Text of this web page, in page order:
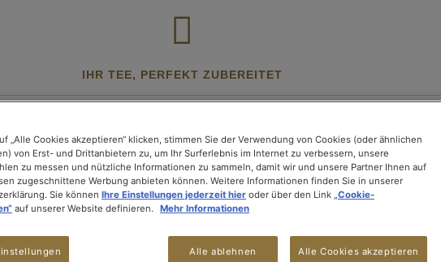
IHR TEE, PERFEKT ZUBEREITET
Passwort vergessen?
Ihre e-Mail-Adresse ein um einen Kennwort zurücksetzen-Link zu erhalten.
„Alle Cookies akzeptieren“ klicken, stimmen Sie der Verwendung von Cookies (oder ähnlichen
von Erst- und Drittanbietern zu, um Ihr Surferlebnis im Internet zu verbessern, unsere
zu messen und nützliche Informationen zu sammeln, damit wir und unsere Partner Ihnen auf
zugeschnittene Werbung anbieten können. Weitere Informationen finden Sie in unserer
Sie können Ihre Einstellungen jederzeit hier oder über den Link „Cookie-
auf unserer Website definieren. Mehr Informationen
Alle ablehnen Alle Cookies akzeptieren